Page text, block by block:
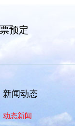
预定
新闻动态
动态新闻